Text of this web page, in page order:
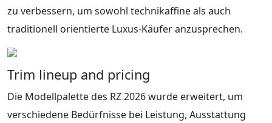
zu verbessern, um sowohl technikaffine als auch
traditionell orientierte Luxus-Käufer anzusprechen.
Trim lineup and pricing
Die Modellpalette des RZ 2026 wurde erweitert, um
verschiedene Bedürfnisse bei Leistung, Ausstattung